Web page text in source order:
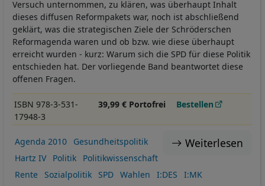
Versuch unternommen, zu klären, was überhaupt Inhalt
dieses diffusen Reformpakets war, noch ist abschließend
geklärt, was die strategischen Ziele der Schröderschen
Reformagenda waren und ob bzw. wie diese überhaupt
erreicht wurden - kurz: Warum sich die SPD für diese Politik
entschieden hat. Der vorliegende Band beantwortet diese
offenen Fragen.
ISBN 978-3-531-
17948-3
39,99 € Portofrei Bestellen
Weiterlesen
Agenda 2010
Gesundheitspolitik
Hartz IV
Politik
Politikwissenschaft
Rente
Sozialpolitik SPD Wahlen I:DES I:MK